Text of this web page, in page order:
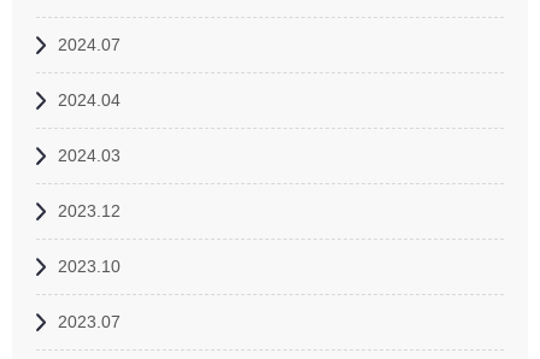
2024.07
2024.04
2024.03
2023.12
2023.10
2023.07